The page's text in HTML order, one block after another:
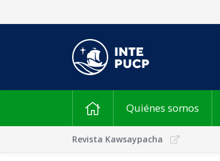
Quiénes somos
Revista Kawsaypacha